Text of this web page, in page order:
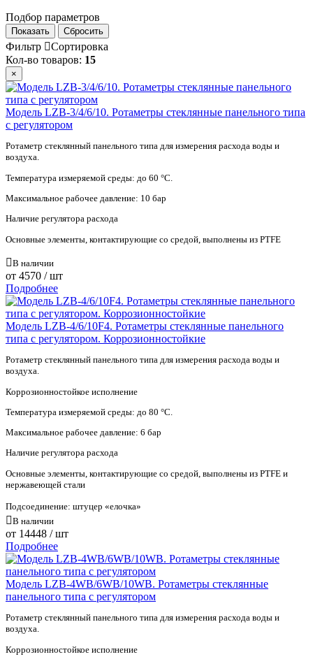
Подбор параметров
Фильтр
Сортировка
Кол-во товаров: 15
×
Модель LZB-3/4/6/10. Ротаметры стеклянные панельного типа
с регулятором
Ротаметр стеклянный панельного типа для измерения расхода воды и
воздуха.
Температура измеряемой среды: до 60 °С.
Максимальное рабочее давление: 10 бар
Наличие регулятора расхода
Основные элементы, контактирующие со средой, выполнены из PTFE
В наличии
от 4570 / шт
Подробнее
Модель LZB-4/6/10F4. Ротаметры стеклянные панельного
типа с регулятором. Коррозионностойкие
Ротаметр стеклянный панельного типа для измерения расхода воды и
воздуха.
Коррозионностойкое исполнение
Температура измеряемой среды: до 80 °С.
Максимальное рабочее давление: 6 бар
Наличие регулятора расхода
Основные элементы, контактирующие со средой, выполнены из PTFE и
нержавеющей стали
Подсоединение: штуцер «елочка»
В наличии
от 14448 / шт
Подробнее
Модель LZB-4WB/6WB/10WB. Ротаметры стеклянные
панельного типа с регулятором
Ротаметр стеклянный панельного типа для измерения расхода воды и
воздуха.
Коррозионностойкое исполнение